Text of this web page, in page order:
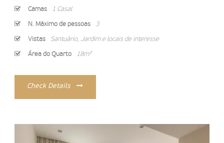
Camas 1 Casal
N. Máximo de pessoas 3
Vistas Santuário, Jardim e locais de interesse
Área do Quarto 18m²
Check Details